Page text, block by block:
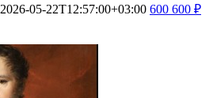
2026-05-22T12:57:00+03:00 600 600 ₽